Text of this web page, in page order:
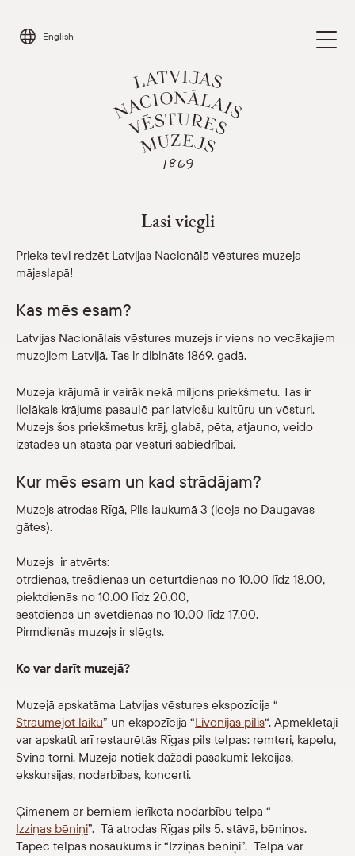
content
English
Skolām Parādīt
eMuzejs
Lasi viegli
Prieks tevi redzēt Latvijas Nacionālā vēstures muzeja
mājaslapā!
Kas mēs esam?
Latvijas Nacionālais vēstures muzejs ir viens no vecākajiem
muzejiem Latvijā. Tas ir dibināts 1869. gadā.
Muzeja krājumā ir vairāk nekā miljons priekšmetu. Tas ir
lielākais krājums pasaulē par latviešu kultūru un vēsturi.
Muzejs šos priekšmetus krāj, glabā, pēta, atjauno, veido
izstādes un stāsta par vēsturi sabiedrībai.
Kur mēs esam un kad strādājam?
Muzejs atrodas Rīgā, Pils laukumā 3 (ieeja no Daugavas
gātes).
Muzejs ir atvērts:
otrdienās, trešdienās un ceturtdienās no 10.00 līdz 18.00,
piektdienās no 10.00 līdz 20.00,
sestdienās un svētdienās no 10.00 līdz 17.00.
Pirmdienās muzejs ir slēgts.
Ko var darīt muzejā?
Muzejā apskatāma Latvijas vēstures ekspozīcija “
Straumējot laiku” un ekspozīcija “Livonijas pilis“. Apmeklētāji
var apskatīt arī restaurētās Rīgas pils telpas: remteri, kapelu,
Svina torni. Muzejā notiek dažādi pasākumi: lekcijas,
ekskursijas, nodarbības, koncerti.
Ģimenēm ar bērniem ierīkota nodarbību telpa “
Izziņas bēniņi”. Tā atrodas Rīgas pils 5. stāvā, bēniņos.
Tāpēc telpas nosaukums ir “Izziņas bēniņi”. Telpā var